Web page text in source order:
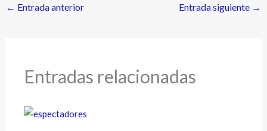
← Entrada anterior Entrada siguiente →
Entradas relacionadas